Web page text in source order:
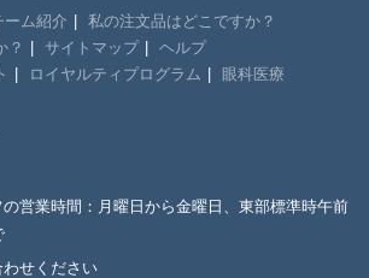
ーム紹介
私の注文品はどこですか？
？
サイトマップ
ヘルプ
ロイヤルティプログラム 眼科医療
営業時間：月曜日から金曜日、東部標準時午前
せください